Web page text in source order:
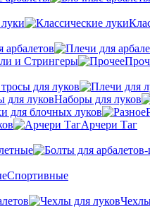
арбалетов
и Стрингеры
для луков
Наборы для луков
для блочных луков
Арчери Таг
Спортивные